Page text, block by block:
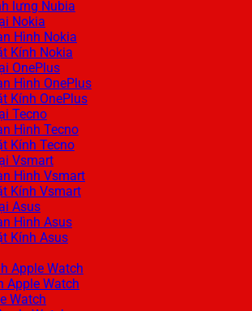
lưng Nubia
Nokia
Hình Nokia
Kính Nokia
OnePlus
Hình OnePlus
Kính OnePlus
Tecno
Hình Tecno
Kính Tecno
Vsmart
Hình Vsmart
Kính Vsmart
Asus
Hình Asus
Kính Asus
Apple Watch
Apple Watch
Watch